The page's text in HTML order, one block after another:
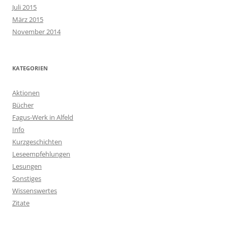
Juli 2015
März 2015
November 2014
KATEGORIEN
Aktionen
Bücher
Fagus-Werk in Alfeld
Info
Kurzgeschichten
Leseempfehlungen
Lesungen
Sonstiges
Wissenswertes
Zitate